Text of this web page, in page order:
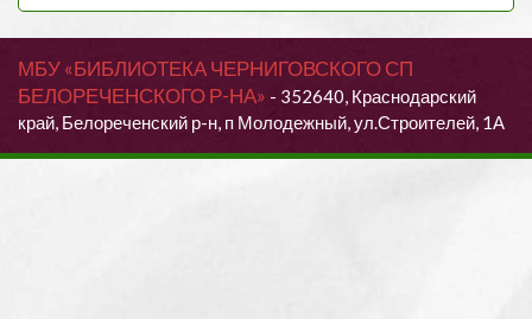
МБУ «БИБЛИОТЕКА ЧЕРНИГОВСКОГО СП
БЕЛОРЕЧЕНСКОГО Р-НА» - 352640, Краснодарский
край, Белореченский р-н, п Молодежный, ул.Строителей, 1А